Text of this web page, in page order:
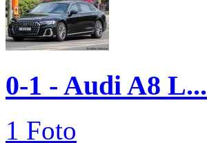
0-1 - Audi A8 L...
1 Foto